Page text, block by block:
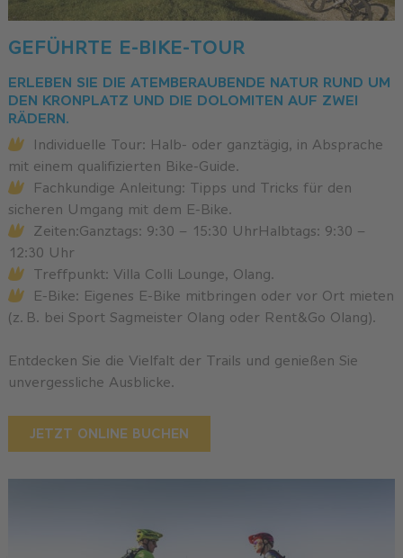
GEFÜHRTE E-BIKE-TOUR
ERLEBEN SIE DIE ATEMBERAUBENDE NATUR RUND UM
DEN KRONPLATZ UND DIE DOLOMITEN AUF ZWEI
RÄDERN.
Individuelle Tour: Halb- oder ganztägig, in Absprache
mit einem qualifizierten Bike-Guide.
Fachkundige Anleitung: Tipps und Tricks für den
sicheren Umgang mit dem E-Bike.
Zeiten:Ganztags: 9:30 – 15:30 UhrHalbtags: 9:30 –
12:30 Uhr
Treffpunkt: Villa Colli Lounge, Olang.
E-Bike: Eigenes E-Bike mitbringen oder vor Ort mieten
(z. B. bei Sport Sagmeister Olang oder Rent&Go Olang).
Entdecken Sie die Vielfalt der Trails und genießen Sie
unvergessliche Ausblicke.
JETZT ONLINE BUCHEN